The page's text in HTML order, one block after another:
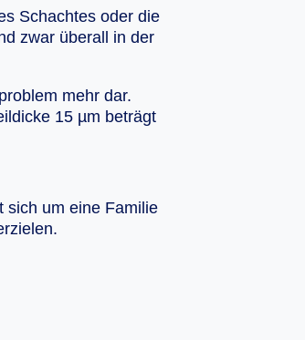
Schachtes oder die
zwar überall in der
mehr dar.
15 µm beträgt
sich um eine Familie